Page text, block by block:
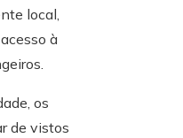
local,
à
os
de vistos